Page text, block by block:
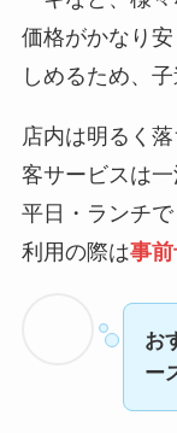
価格がかなり
しめるため、
店内は明るく
客サービスは一
平日・ランチで
利用の際は事
お
ー